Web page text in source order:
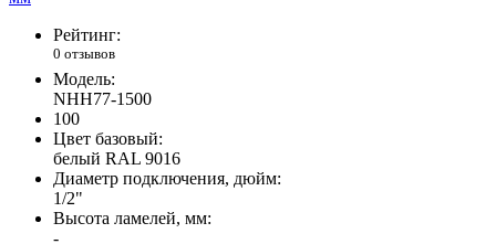
Рейтинг:
0 отзывов
Модель:
NHH77-1500
100
Цвет базовый:
белый RAL 9016
Диаметр подключения, дюйм:
1/2"
Высота ламелей, мм:
-